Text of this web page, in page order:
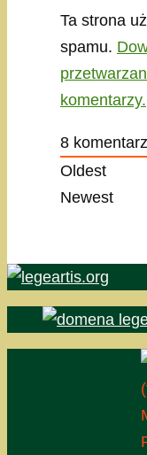
Ta strona
spamu.
komentarzy.
8
Oldest
Newest